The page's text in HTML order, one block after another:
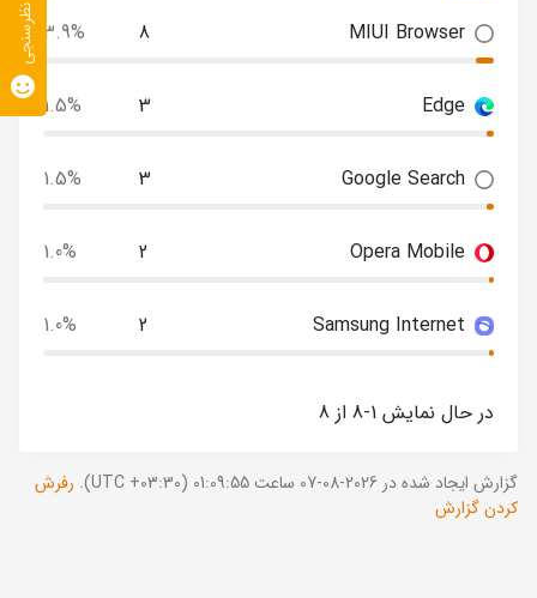
MIUI Browser
8
3.9%
Edge
3
1.5%
Google Search
3
1.5%
Opera Mobile
2
1.0%
Samsung Internet
2
1.0%
در حال نمایش 1-8 از 8
گزارش ایجاد شده در 2026-08-07 ساعت 01:09:55 (UTC +03:30).
رفرش
کردن گزارش
نظرسنجی